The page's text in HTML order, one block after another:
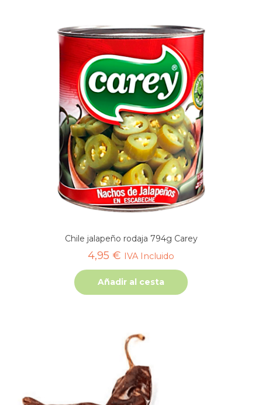
Chile jalapeño rodaja 794g Carey
4,95 € IVA Incluido
Añadir al cesta